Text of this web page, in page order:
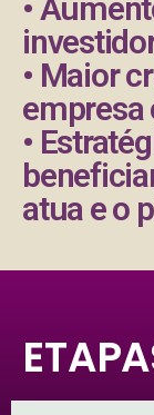
•
• Maior
empresa
•
atua e o